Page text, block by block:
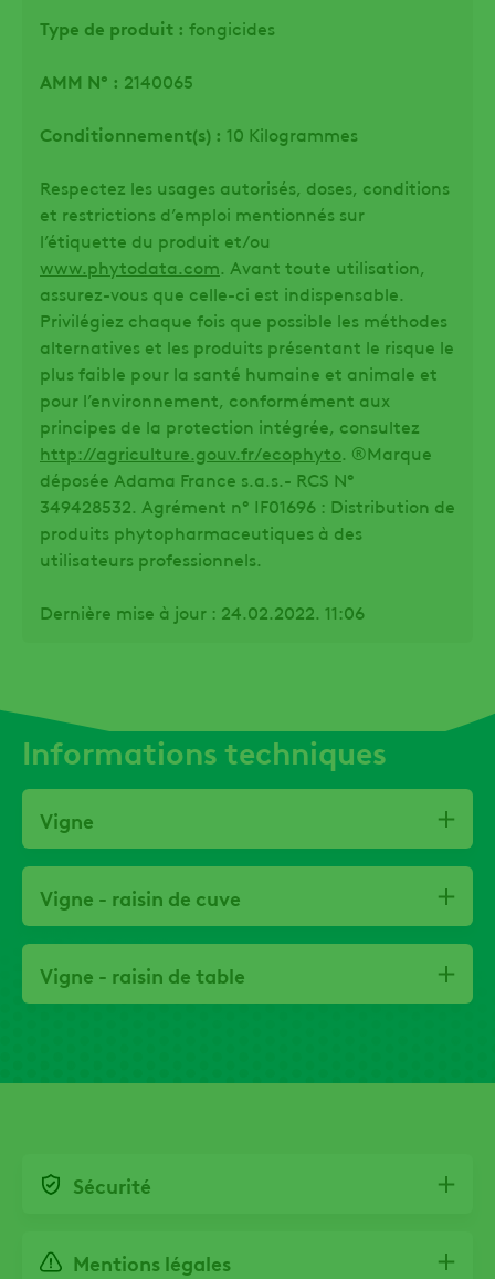
Type de produit : fongicides
AMM N° : 2140065
Conditionnement(s) : 10 Kilogrammes
Respectez les usages autorisés, doses, conditions
et restrictions d’emploi mentionnés sur
l’étiquette du produit et/ou
www.phytodata.com. Avant toute utilisation,
assurez-vous que celle-ci est indispensable.
Privilégiez chaque fois que possible les méthodes
alternatives et les produits présentant le risque le
plus faible pour la santé humaine et animale et
pour l’environnement, conformément aux
principes de la protection intégrée, consultez
http://agriculture.gouv.fr/ecophyto. ®Marque
déposée Adama France s.a.s.- RCS N°
349428532. Agrément n° IF01696 : Distribution de
produits phytopharmaceutiques à des
utilisateurs professionnels.
Dernière mise à jour : 24.02.2022. 11:06
Informations techniques
Vigne
Vigne - raisin de cuve
Vigne - raisin de table
Sécurité
Mentions légales